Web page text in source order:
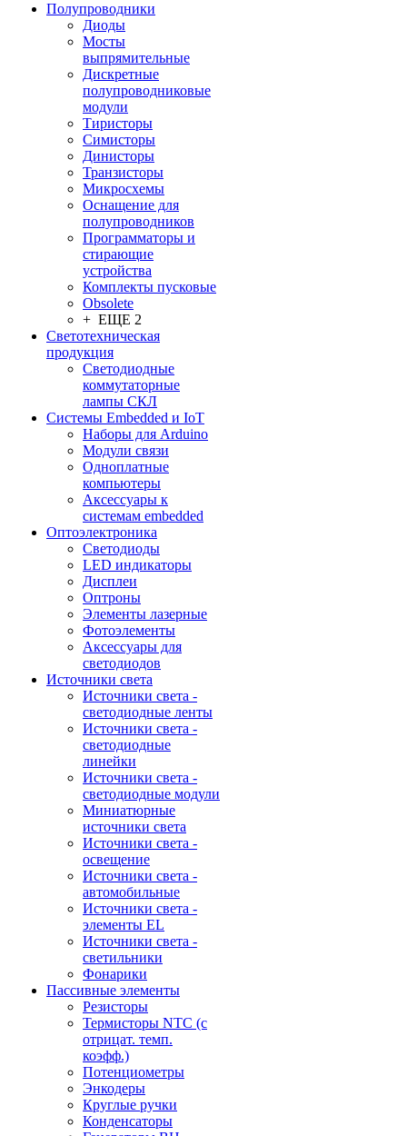
Полупроводники
Диоды
Мосты
выпрямительные
Дискретные
полупроводниковые
модули
Тиристоры
Симисторы
Динисторы
Транзисторы
Микросхемы
Оснащение для
полупроводников
Программаторы и
стирающие
устройства
Комплекты пусковые
Obsolete
+ ЕЩЕ 2
Светотехническая
продукция
Светодиодные
коммутаторные
лампы СКЛ
Системы Embedded и IoT
Наборы для Arduino
Модули связи
Одноплатные
компьютеры
Аксессуары к
системам embedded
Oптоэлектроника
Светодиоды
LED индикаторы
Дисплеи
Оптроны
Элементы лазерные
Фотоэлементы
Аксессуары для
светодиодов
Источники света
Источники света -
светодиодные ленты
Источники света -
светодиодные
линейки
Источники света -
светодиодные модули
Миниатюрные
источники света
Источники света -
освещение
Источники света -
автомобильные
Источники света -
элементы EL
Источники света -
светильники
Фонарики
Пассивные элементы
Резисторы
Термисторы NTC (с
отрицат. темп.
коэфф.)
Потенциометры
Энкодеры
Круглые ручки
Конденсаторы